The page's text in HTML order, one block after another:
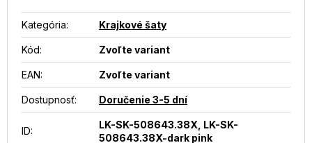
Kategória: Krajkové šaty
Kód: Zvoľte variant
EAN: Zvoľte variant
Dostupnosť: Doručenie 3-5 dní
ID:
LK-SK-508643.38X, LK-SK-
508643.38X-dark pink